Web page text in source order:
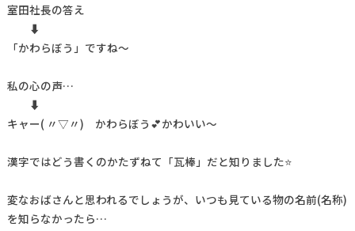
室田社長の答え
⬇
「かわらぼう」ですね～
私の心の声…
⬇
キャー( 〃▽〃) かわらぼう💕かわいい～
漢字ではどう書くのかたずねて「瓦棒」だと知りました⭐
変なおばさんと思われるでしょうが、いつも見ている物の名前(名称)
を知らなかったら…